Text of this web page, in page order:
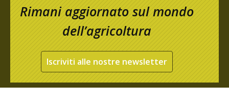
Rimani aggiornato sul mondo
dell’agricoltura
Iscriviti alle nostre newsletter